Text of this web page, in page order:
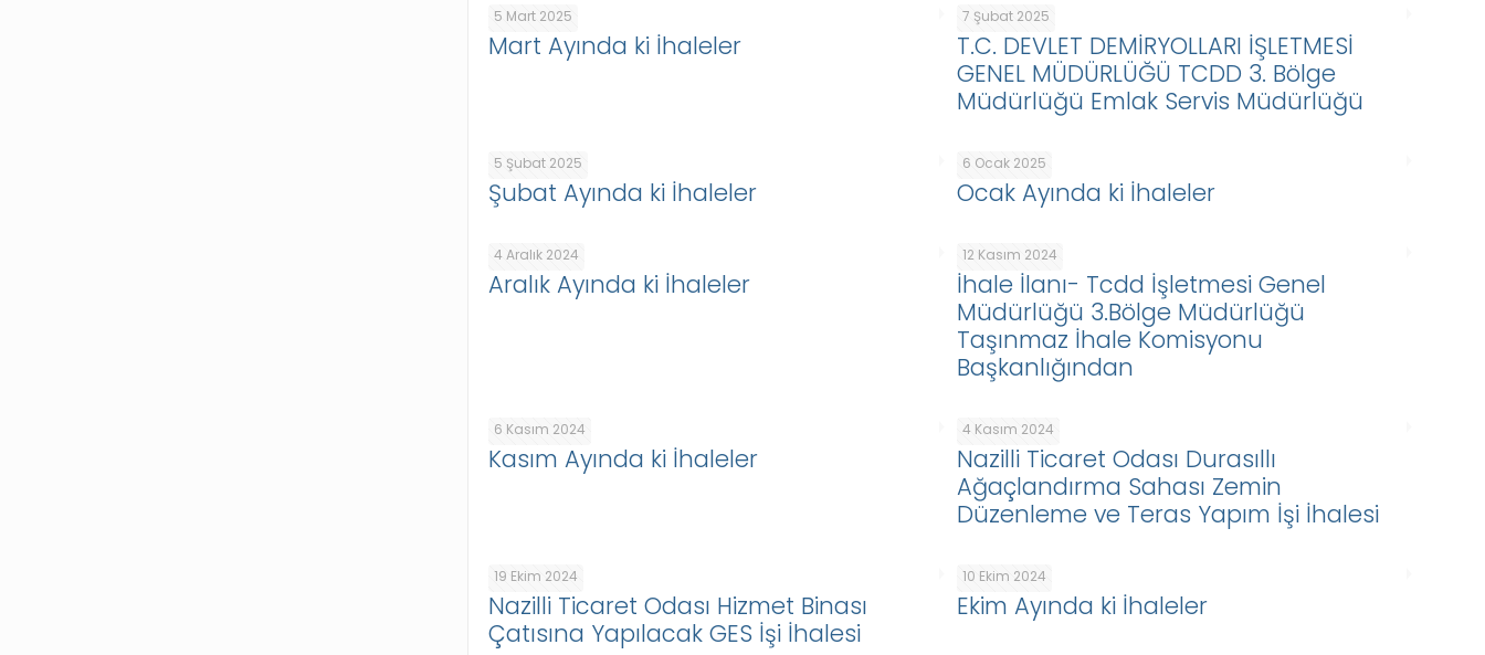
5 Mart 2025
Mart Ayında ki İhaleler
7 Şubat 2025
T.C. DEVLET DEMİRYOLLARI İŞLETMESİ
GENEL MÜDÜRLÜĞÜ TCDD 3. Bölge
Müdürlüğü Emlak Servis Müdürlüğü
5 Şubat 2025
Şubat Ayında ki İhaleler
6 Ocak 2025
Ocak Ayında ki İhaleler
4 Aralık 2024
Aralık Ayında ki İhaleler
12 Kasım 2024
İhale İlanı- Tcdd İşletmesi Genel
Müdürlüğü 3.Bölge Müdürlüğü
Taşınmaz İhale Komisyonu
Başkanlığından
6 Kasım 2024
Kasım Ayında ki İhaleler
4 Kasım 2024
Nazilli Ticaret Odası Durasıllı
Ağaçlandırma Sahası Zemin
Düzenleme ve Teras Yapım İşi İhalesi
19 Ekim 2024
Nazilli Ticaret Odası Hizmet Binası
Çatısına Yapılacak GES İşi İhalesi
10 Ekim 2024
Ekim Ayında ki İhaleler